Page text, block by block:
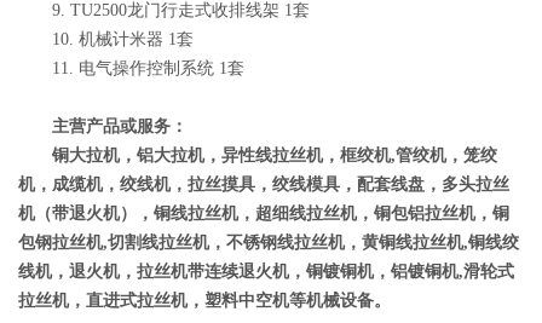
9. TU2500龙门行走式收排线架 1套
10. 机械计米器 1套
11. 电气操作控制系统 1套
主营产品或服务：
铜大拉机，铝大拉机，异性线拉丝机，框绞机,管绞机，笼绞
机，成缆机，绞线机，拉丝摸具，绞线模具，配套线盘，多头拉丝
机（带退火机），铜线拉丝机，超细线拉丝机，铜包铝拉丝机，铜
包钢拉丝机,切割线拉丝机，不锈钢线拉丝机，黄铜线拉丝机,铜线绞
线机，退火机，拉丝机带连续退火机，铜镀铜机，铝镀铜机,滑轮式
拉丝机，直进式拉丝机，塑料中空机等机械设备。